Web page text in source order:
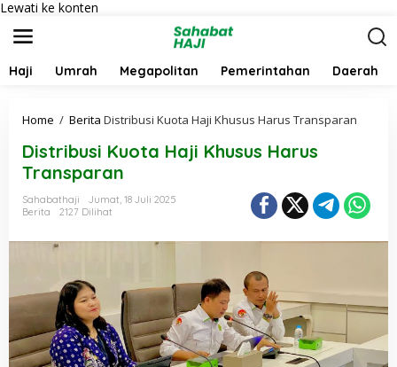
Lewati ke konten
Haji Umrah Megapolitan Pemerintahan Daerah
Home / Berita Distribusi Kuota Haji Khusus Harus Transparan
Distribusi Kuota Haji Khusus Harus
Transparan
Sahabathaji
Jumat, 18 Juli 2025
Berita
2127 Dilihat